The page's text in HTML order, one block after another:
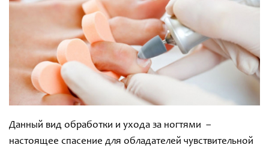
Данный вид обработки и ухода за ногтями –
настоящее спасение для обладателей чувствительной